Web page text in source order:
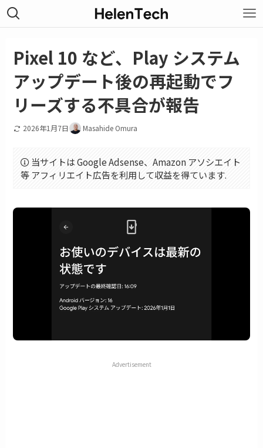
Pixel 10 など、Play システム
アップデート後の再起動でフ
リーズする不具合が報告
2026年1月7日 Masahide Omura
当サイトは Google Adsense、Amazon アソシエイト
等 アフィリエイト広告を利用して収益を得ています.
Advertisement